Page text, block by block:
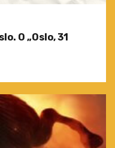
O „Oslo, 31